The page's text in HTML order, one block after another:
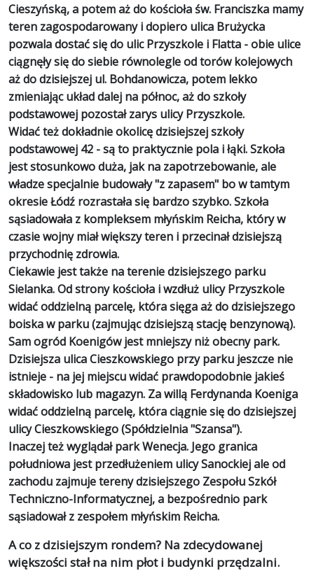
Cieszyńską, a potem aż do kościoła św. Franciszka mamy
teren zagospodarowany i dopiero ulica Brużycka
pozwala dostać się do ulic Przyszkole i Flatta - obie ulice
ciągnęły się do siebie równolegle od torów kolejowych
aż do dzisiejszej ul. Bohdanowicza, potem lekko
zmieniając układ dalej na północ, aż do szkoły
podstawowej pozostał zarys ulicy Przyszkole.
Widać też dokładnie okolicę dzisiejszej szkoły
podstawowej 42 - są to praktycznie pola i łąki. Szkoła
jest stosunkowo duża, jak na zapotrzebowanie, ale
władze specjalnie budowały "z zapasem" bo w tamtym
okresie Łódź rozrastała się bardzo szybko. Szkoła
sąsiadowała z kompleksem młyńskim Reicha, który w
czasie wojny miał większy teren i przecinał dzisiejszą
przychodnię zdrowia.
Ciekawie jest także na terenie dzisiejszego parku
Sielanka. Od strony kościoła i wzdłuż ulicy Przyszkole
widać oddzielną parcelę, która sięga aż do dzisiejszego
boiska w parku (zajmując dzisiejszą stację benzynową).
Sam ogród Koenigów jest mniejszy niż obecny park.
Dzisiejsza ulica Cieszkowskiego przy parku jeszcze nie
istnieje - na jej miejscu widać prawdopodobnie jakieś
składowisko lub magazyn. Za willą Ferdynanda Koeniga
widać oddzielną parcelę, która ciągnie się do dzisiejszej
ulicy Cieszkowskiego (Spółdzielnia "Szansa").
Inaczej też wyglądał park Wenecja. Jego granica
południowa jest przedłużeniem ulicy Sanockiej ale od
zachodu zajmuje tereny dzisiejszego Zespołu Szkół
Techniczno-Informatycznej, a bezpośrednio park
sąsiadował z zespołem młyńskim Reicha.
A co z dzisiejszym rondem? Na zdecydowanej
większości stał na nim płot i budynki przędzalni.